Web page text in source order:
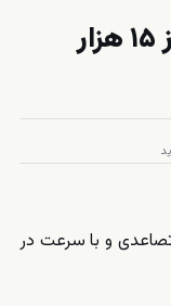
نرخ دلار در بازار ایران از مرز ۱۵ هزار
تصاعدی و با سرعت در